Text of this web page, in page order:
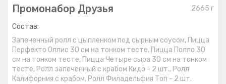
Промонабор Друзья 2665 г
Состав:
Запеченный ролл с цыпленком под сырным соусом, Пицца
Перфекто Оллис 30 см на тонком тесте, Пицца Полло 30
см на тонком тесте, Пицца Четыре сыра 30 см на тонком
тесте, Ролл запеченный с крабом Кидо - 2 шт., Ролл
Калифорния с крабом, Ролл Филадельфия Топ - 2 шт.